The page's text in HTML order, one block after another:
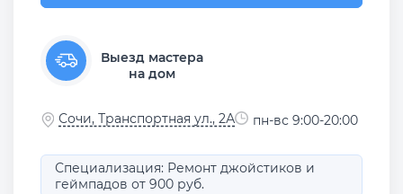
Выезд мастера
на дом
Сочи, Транспортная ул., 2А пн-вс 9:00-20:00
Специализация: Ремонт джойстиков и
геймпадов от 900 руб.